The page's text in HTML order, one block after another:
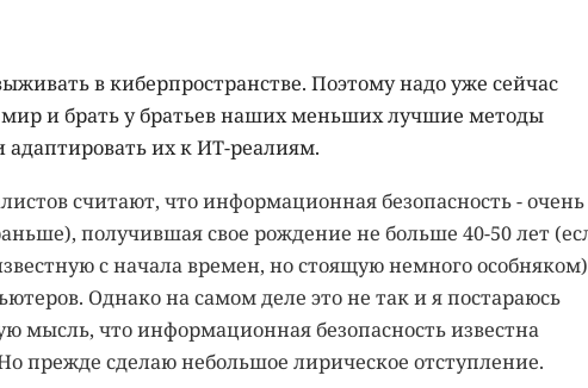
в киберпространстве. Поэтому надо уже сейчас
и брать у братьев наших меньших лучшие методы
их к ИТ-реалиям.
считают, что информационная безопасность - очень
получившая свое рождение не больше 40-50 лет
с начала времен, но стоящую немного особняком)
Однако на самом деле это не так и я постараюсь
мысль, что информационная безопасность известна
прежде сделаю небольшое лирическое отступление.